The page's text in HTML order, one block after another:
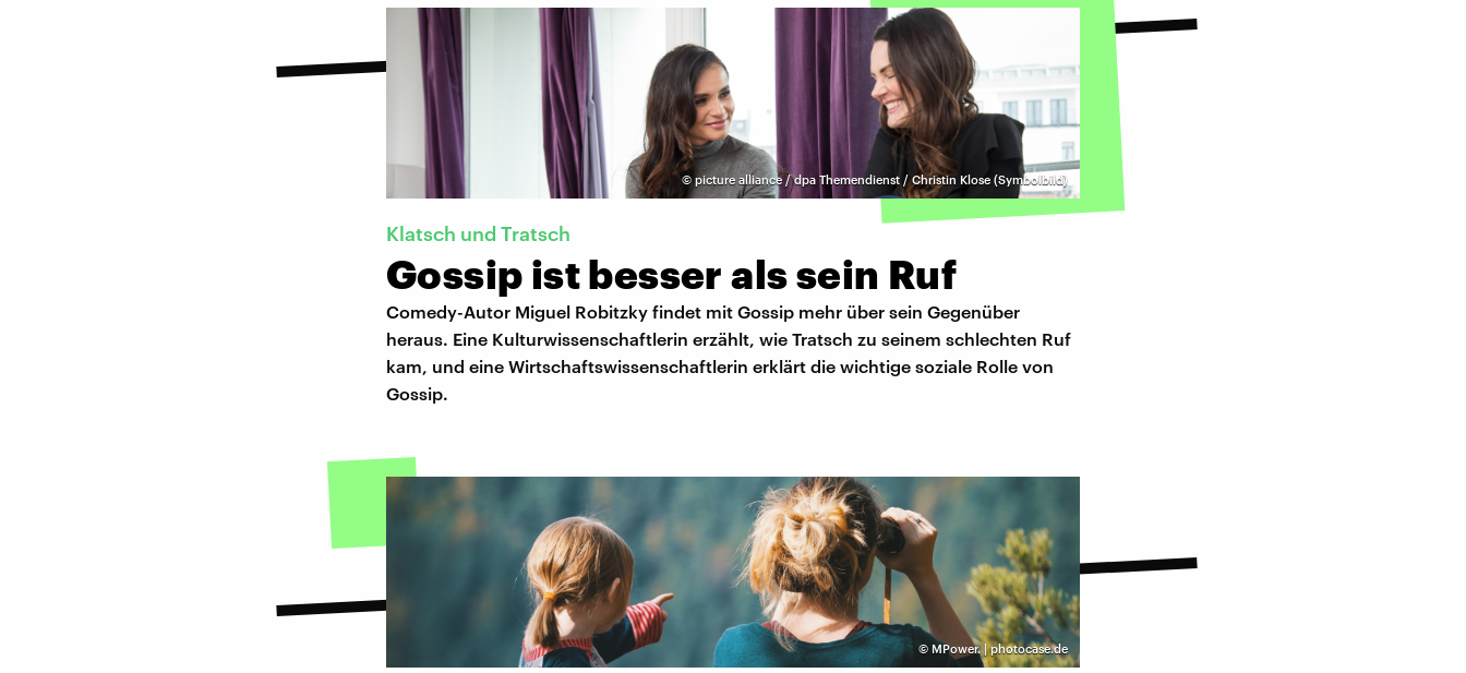
©picture alliance / dpa Themendienst / Christin Klose (Symbolbild)
Klatsch und Tratsch
Gossip ist besser als sein Ruf
Comedy-Autor Miguel Robitzky findet mit Gossip mehr über sein Gegenüber
heraus. Eine Kulturwissenschaftlerin erzählt, wie Tratsch zu seinem schlechten Ruf
kam, und eine Wirtschaftswissenschaftlerin erklärt die wichtige soziale Rolle von
Gossip.
© MPower. | photocase.de